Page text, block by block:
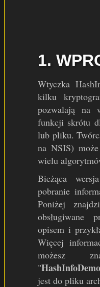
1.
Wtyczka
kilku
pozwalają na
funkcji skrótu
lub pliku.
na NSIS)
wielu
Bieżąca
pobranie
Poniżej
obsługiwane
opisem i
Więcej
możesz
"
jest do pliku